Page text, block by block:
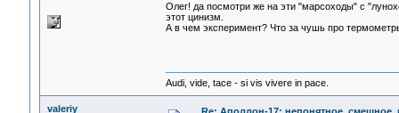
Олег! да посмотри же на эти "марсоходы" с
этот цинизм.
А в чем эксперимент? Что за чушь про
Audi, vide, tace - si vis vivere in pace.
valeriy